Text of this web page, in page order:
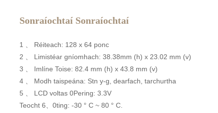
Sonraíochtaí Sonraíochtaí
1 、 Réiteach: 128 x 64 ponc
2 、 Limistéar gníomhach: 38.38mm (h) x 23.02 mm (v)
3 、 Imlíne Toise: 82.4 mm (h) x 43.8 mm (v)
4 、 Modh taispeána: Stn y-g, dearfach, tarchurtha
5 、 LCD voltas 0Pering: 3.3V
Teocht 6、0ting: -30 ° C ~ 80 ° C.